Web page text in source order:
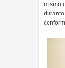
mismo